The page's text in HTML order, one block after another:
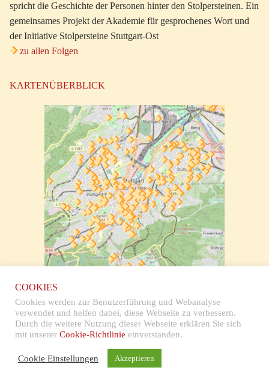
spricht die Geschichte der Personen hinter den Stolpersteinen. Ein
gemeinsames Projekt der Akademie für gesprochenes Wort und
der Initiative Stolpersteine Stuttgart-Ost
zu allen Folgen
KARTENÜBERBLICK
Impressum & Datenschutz
Copyright © 2026 Stolpersteine Stuttgart
COOKIES
Cookies werden zur Benutzerführung und Webanalyse
verwendet und helfen dabei, diese Webseite zu verbessern.
Durch die weitere Nutzung dieser Webseite erklären Sie sich
mit unserer Cookie-Richtlinie einverstanden.
Cookie Einstellungen Akzeptieren